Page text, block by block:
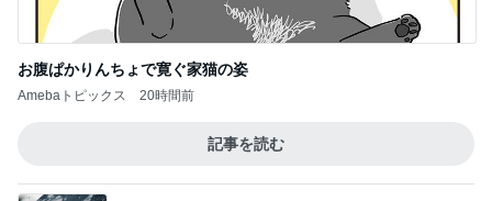
お腹ぱかりんちょで寛ぐ家猫の姿
Amebaトピックス 20時間前
記事を読む